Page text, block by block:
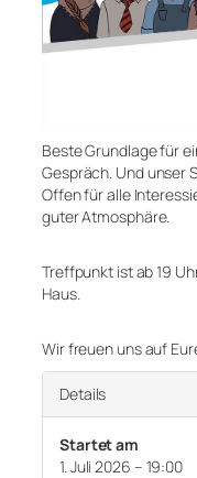
Beste Grundlage für
Gespräch. Und unser
Offen für alle
guter Atmosphäre.
Treffpunkt ist ab 19
Haus.
Wir freuen uns auf
Details
Startet am
1. Juli 2026 – 19:00